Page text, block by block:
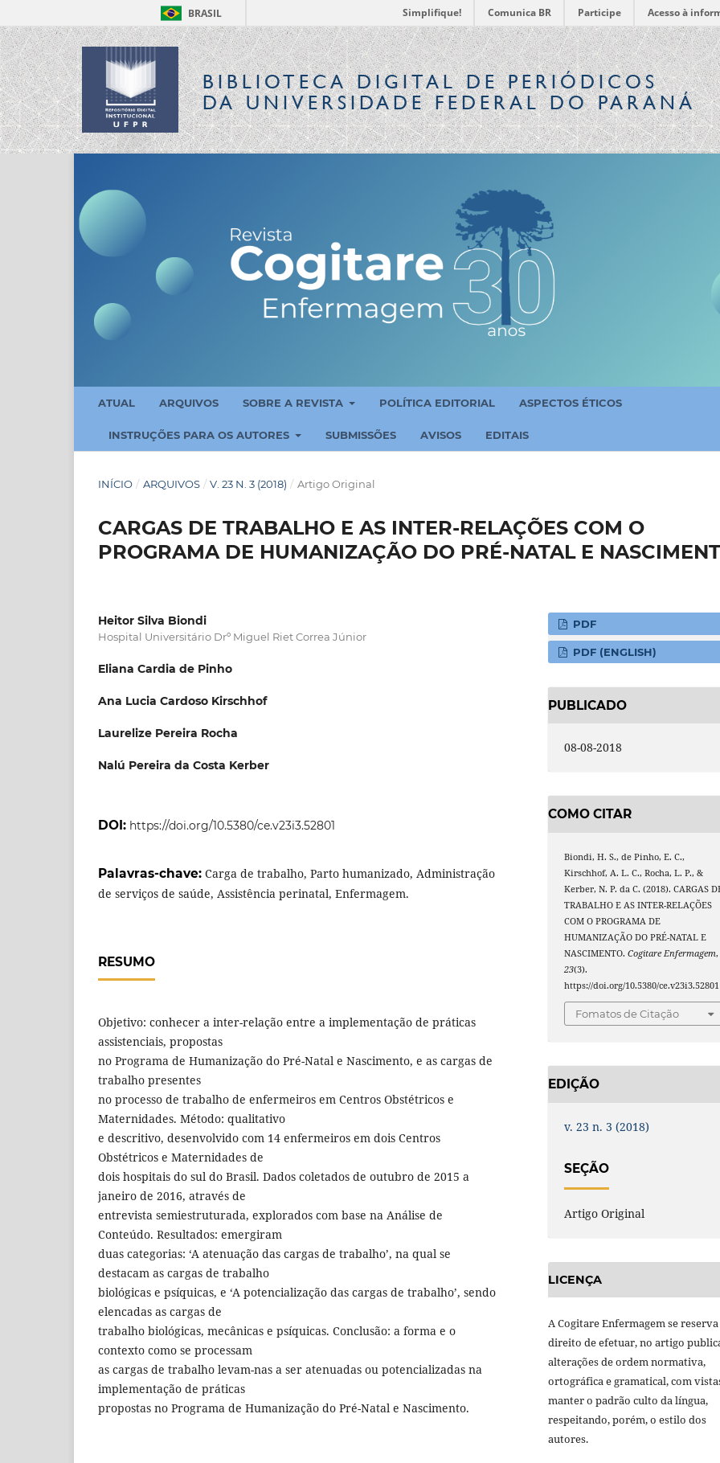
BRASIL Simplifique! Comunica BR Participe Acesso à
BIBLIOTECA DIGITALDE PERIÓDICOS
DA UNIVERSIDADE FEDERAL DO PARANÁ
ATUAL ARQUIVOS SOBRE A REVISTA POLÍTICA EDITORIAL ASPECTOS ÉTICOS
INSTRUÇÕES PARA OS AUTORES SUBMISSÕES AVISOS EDITAIS
INÍCIO / ARQUIVOS / V. 23 N. 3 (2018) / Artigo Original
CARGAS DE TRABALHO E AS INTER-RELAÇÕES COM O
PROGRAMA DE HUMANIZAÇÃO DO PRÉ-NATAL E
Heitor Silva Biondi
Hospital Universitário Drº Miguel Riet Correa Júnior
Eliana Cardia de Pinho
Ana Lucia Cardoso Kirschhof
Laurelize Pereira Rocha
Nalú Pereira da Costa Kerber
DOI: https://doi.org/10.5380/ce.v23i3.52801
Palavras-chave: Carga de trabalho, Parto humanizado, Administração
de serviços de saúde, Assistência perinatal, Enfermagem.
RESUMO
Objetivo: conhecer a inter-relação entre a implementação de práticas
assistenciais, propostas
no Programa de Humanização do Pré-Natal e Nascimento, e as cargas de
trabalho presentes
no processo de trabalho de enfermeiros em Centros Obstétricos e
Maternidades. Método: qualitativo
e descritivo, desenvolvido com 14 enfermeiros em dois Centros
Obstétricos e Maternidades de
dois hospitais do sul do Brasil. Dados coletados de outubro de 2015 a
janeiro de 2016, através de
entrevista semiestruturada, explorados com base na Análise de
Conteúdo. Resultados: emergiram
duas categorias: ‘A atenuação das cargas de trabalho’, na qual se
destacam as cargas de trabalho
biológicas e psíquicas, e ‘A potencialização das cargas de trabalho’, sendo
elencadas as cargas de
trabalho biológicas, mecânicas e psíquicas. Conclusão: a forma e o
contexto como se processam
as cargas de trabalho levam-nas a ser atenuadas ou potencializadas na
implementação de práticas
propostas no Programa de Humanização do Pré-Natal e Nascimento.
PDF
PDF (ENGLISH)
PUBLICADO
08-08-2018
COMO CITAR
Biondi, H. S., de Pinho, E. C.,
Kirschhof, A. L. C., Rocha, L. P., &
Kerber, N. P. da C. (2018). CARGAS
TRABALHO E AS INTER-RELAÇÕES
COM O PROGRAMA DE
HUMANIZAÇÃO DO PRÉ-NATAL E
NASCIMENTO.Cogitare Enfermagem,
23(3).
https://doi.org/10.5380/ce.v23i3.52801
Fomatos de Citação
EDIÇÃO
v. 23 n. 3 (2018)
SEÇÃO
Artigo Original
LICENÇA
A Cogitare Enfermagem se
direito de efetuar, no artigo
alterações de ordem normativa,
ortográfica e gramatical, com
manter o padrão culto da língua,
respeitando, porém, o estilo dos
autores.